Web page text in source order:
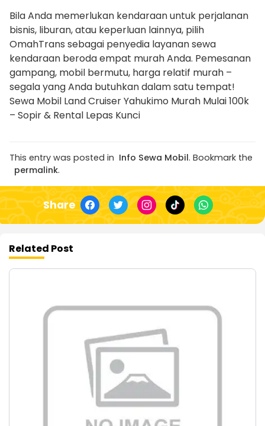
Bila Anda memerlukan kendaraan untuk perjalanan
bisnis, liburan, atau keperluan lainnya, pilih
OmahTrans sebagai penyedia layanan sewa
kendaraan beroda empat murah Anda. Pemesanan
gampang, mobil bermutu, harga relatif murah –
segala yang Anda butuhkan dalam satu tempat!
Sewa Mobil Land Cruiser Yahukimo Murah Mulai 100k
– Sopir & Rental Lepas Kunci
This entry was posted in Info Sewa Mobil. Bookmark the
permalink.
Share
Related Post